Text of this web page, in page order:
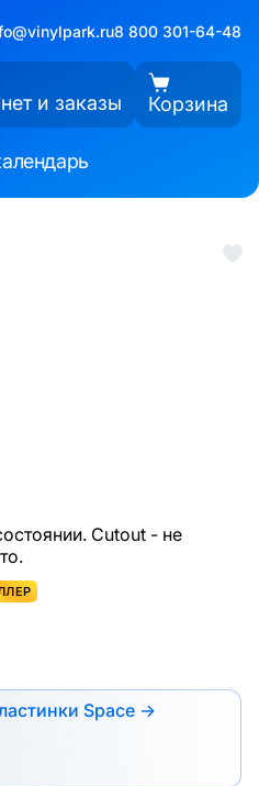
8 800 301-64-48
и заказы Корзина
Cutout - не
Space →